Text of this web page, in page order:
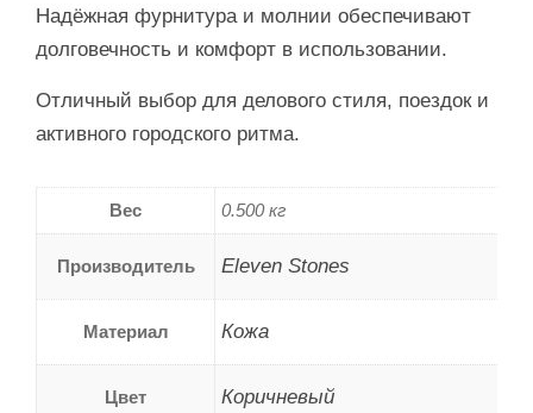
Надёжная фурнитура и молнии обеспечивают
долговечность и комфорт в использовании.
Отличный выбор для делового стиля, поездок и
активного городского ритма.
Вес 0.500 кг
Производитель Eleven Stones
Материал Кожа
Цвет Коричневый